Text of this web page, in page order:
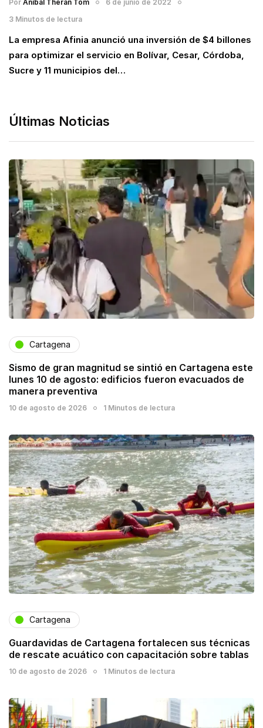
Por Anibal Theran Tom
6 de junio de 2022
3 Minutos de lectura
La empresa Afinia anunció una inversión de $4 billones
para optimizar el servicio en Bolívar, Cesar, Córdoba,
Sucre y 11 municipios del…
Últimas Noticias
Cartagena
Sismo de gran magnitud se sintió en Cartagena este
lunes 10 de agosto: edificios fueron evacuados de
manera preventiva
10 de agosto de 2026 1 Minutos de lectura
Cartagena
Guardavidas de Cartagena fortalecen sus técnicas
de rescate acuático con capacitación sobre tablas
10 de agosto de 2026 1 Minutos de lectura